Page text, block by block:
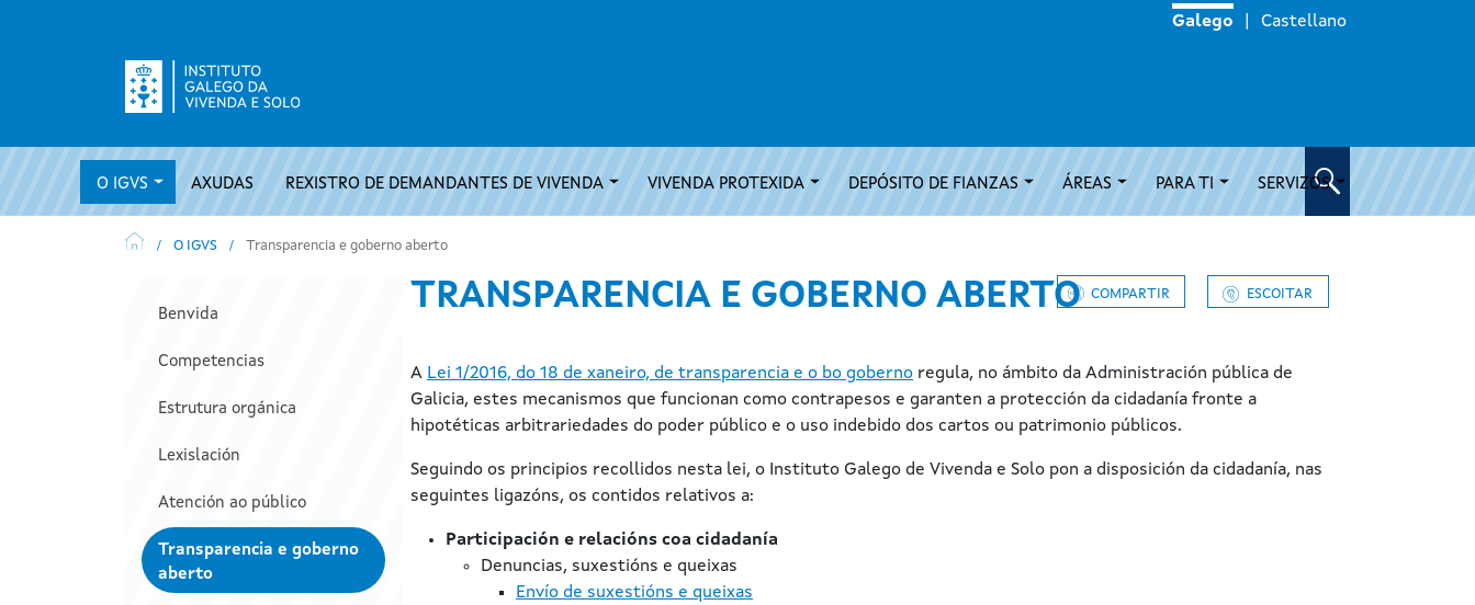
Galego Castellano
O IGVS AXUDAS REXISTRO DE DEMANDANTES DE VIVENDA VIVENDA PROTEXIDA DEPÓSITO DE FIANZAS ÁREAS PARA TI SERVIZOS
O IGVS Transparencia e goberno aberto
Benvida
Competencias
Estrutura orgánica
Lexislación
Atención ao público
Transparencia e goberno
aberto
TRANSPARENCIA E GOBERNO ABERTO COMPARTIR ESCOITAR
A Lei 1/2016, do 18 de xaneiro, de transparencia e o bo goberno regula, no ámbito da Administración pública de
Galicia, estes mecanismos que funcionan como contrapesos e garanten a protección da cidadanía fronte a
hipotéticas arbitrariedades do poder público e o uso indebido dos cartos ou patrimonio públicos.
Seguindo os principios recollidos nesta lei, o Instituto Galego de Vivenda e Solo pon a disposición da cidadanía, nas
seguintes ligazóns, os contidos relativos a:
Participación e relacións coa cidadanía
Denuncias, suxestións e queixas
Envío de suxestións e queixas